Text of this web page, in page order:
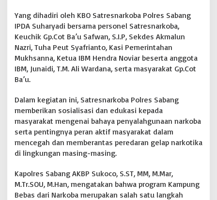
i
G
a
m
o
n
o
B
a
'
u
B
N
G
K
Yang dihadiri oleh KBO Satresnarkoba Polres Sabang
IPDA Suharyadi bersama personel Satresnarkoba,
Keuchik Gp.Cot Ba’u Safwan, S.I.P, Sekdes Akmalun
Nazri, Tuha Peut Syafrianto, Kasi Pemerintahan
Mukhsanna, Ketua IBM Hendra Noviar beserta anggota
IBM, Junaidi, T.M. Ali Wardana, serta masyarakat Gp.Cot
Ba’u.
Dalam kegiatan ini, Satresnarkoba Polres Sabang
memberikan sosialisasi dan edukasi kepada
masyarakat mengenai bahaya penyalahgunaan narkoba
serta pentingnya peran aktif masyarakat dalam
mencegah dan memberantas peredaran gelap narkotika
di lingkungan masing-masing.
Kapolres Sabang AKBP Sukoco, S.ST, MM, M.Mar,
M.Tr.SOU, M.Han, mengatakan bahwa program Kampung
Bebas dari Narkoba merupakan salah satu langkah